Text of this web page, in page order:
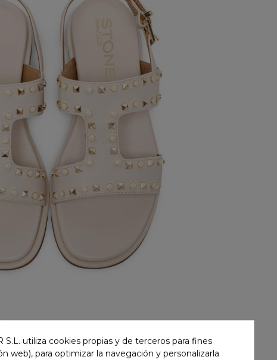
S.L. utiliza cookies propias y de terceros para fines
web), para optimizar la navegación y personalizarla